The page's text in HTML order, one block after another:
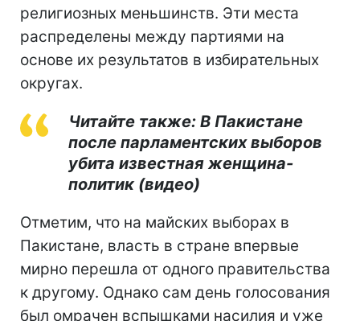
религиозных меньшинств. Эти места
распределены между партиями на
основе их результатов в избирательных
округах.
Читайте также: В Пакистане
после парламентских выборов
убита известная женщина-
политик (видео)
Отметим, что на майских выборах в
Пакистане, власть в стране впервые
мирно перешла от одного правительства
к другому. Однако сам день голосования
был омрачен вспышками насилия и уже